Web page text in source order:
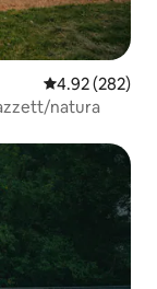
Rating medju
4.92 (282)
natura